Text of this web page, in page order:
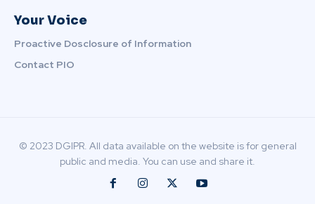
Your Voice
Proactive Dosclosure of Information
Contact PIO
© 2023 DGIPR. All data available on the website is for general
public and media. You can use and share it.